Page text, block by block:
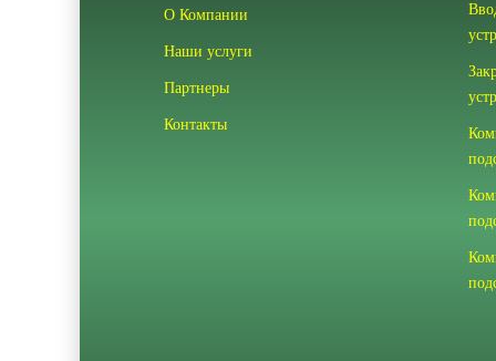
О Компании
Наши услуги
Партнеры
Контакты